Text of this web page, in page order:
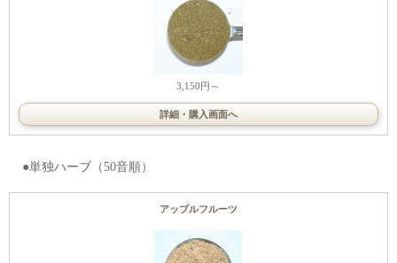
3,150円～
詳細・購入画面へ
●単独ハーブ（50音順）
アップルフルーツ